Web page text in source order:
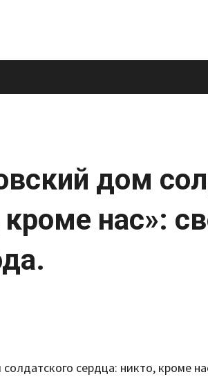
дом
нас»:
сердца: никто, кроме
Set Youtube